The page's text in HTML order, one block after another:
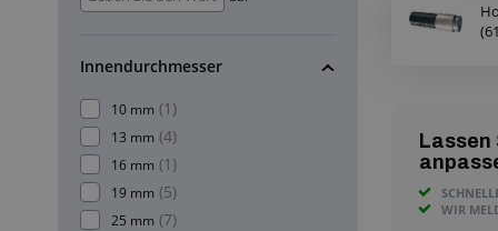
Innendurchmesser
10 mm (1)
13 mm (4)
16 mm (1)
19 mm (5)
25 mm (7)
WIR